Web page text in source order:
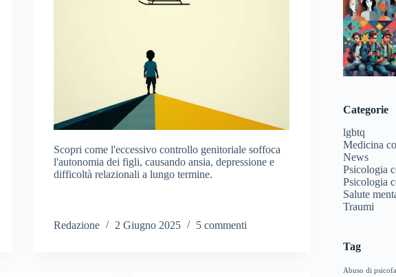
Scopri come l'eccessivo controllo genitoriale soffoca
l'autonomia dei figli, causando ansia, depressione e
difficoltà relazionali a lungo termine.
Redazione 2 Giugno 2025 5 commenti
Categorie
lgbtq
Medicina
News
Psicologia
Psicologia
Salute
Traumi
Tag
Abuso di